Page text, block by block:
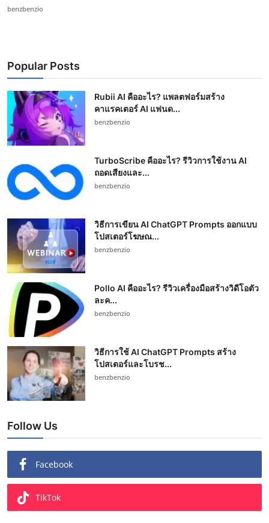
benzbenzio
Popular Posts
Rubii AI คืออะไร? แพลตฟอร์มสร้าง
คาแรคเตอร์ AI แฟนด...
benzbenzio
TurboScribe คืออะไร? รีวิวการใช้งาน AI
ถอดเสียงและ...
benzbenzio
วิธีการเขียน AI ChatGPT Prompts ออกแบบ
โปสเตอร์โฆษณ...
benzbenzio
Pollo AI คืออะไร? รีวิวเครื่องมือสร้างวิดีโอตัว
ละค...
benzbenzio
วิธีการใช้ AI ChatGPT Prompts สร้าง
โปสเตอร์และโบรช...
benzbenzio
Follow Us
Facebook
TikTok